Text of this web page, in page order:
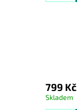
799 Kč
Skladem